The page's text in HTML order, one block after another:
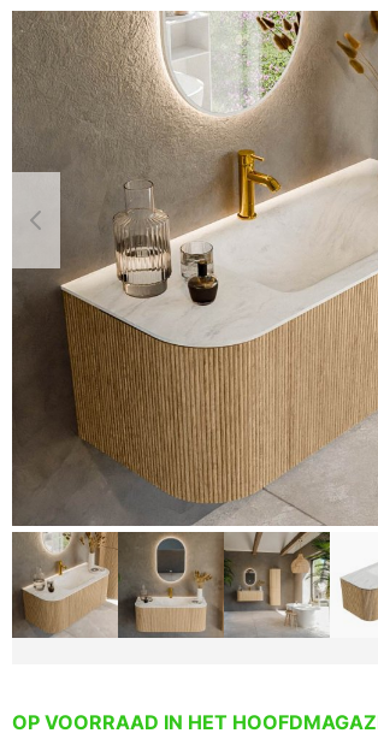
OP VOORRAAD IN HET